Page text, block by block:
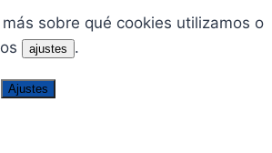
sobre qué cookies utilizamos o
ajustes .
Ajustes